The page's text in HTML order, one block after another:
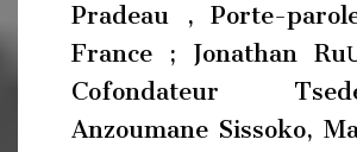
Pradeau , Porte-
France ; Jonathan
Cofondateur
Anzoumane Sissoko,